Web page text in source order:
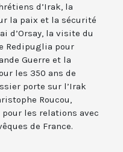
d’Irak, la
la paix et la sécurité
d’Orsay, la visite du
Redipuglia pour
Guerre et la
les 350 ans de
porte sur l’Irak
Roucou,
les relations avec
de France.